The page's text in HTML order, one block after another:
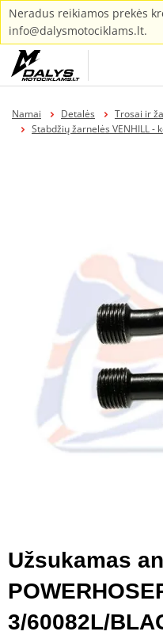
Neradus reikiamos prekės
info@dalysmotociklams.lt.
Namai Detalės
Trosai ir
Stabdžių žarnelės VENHILL -
Užsukamas
3/60082L/